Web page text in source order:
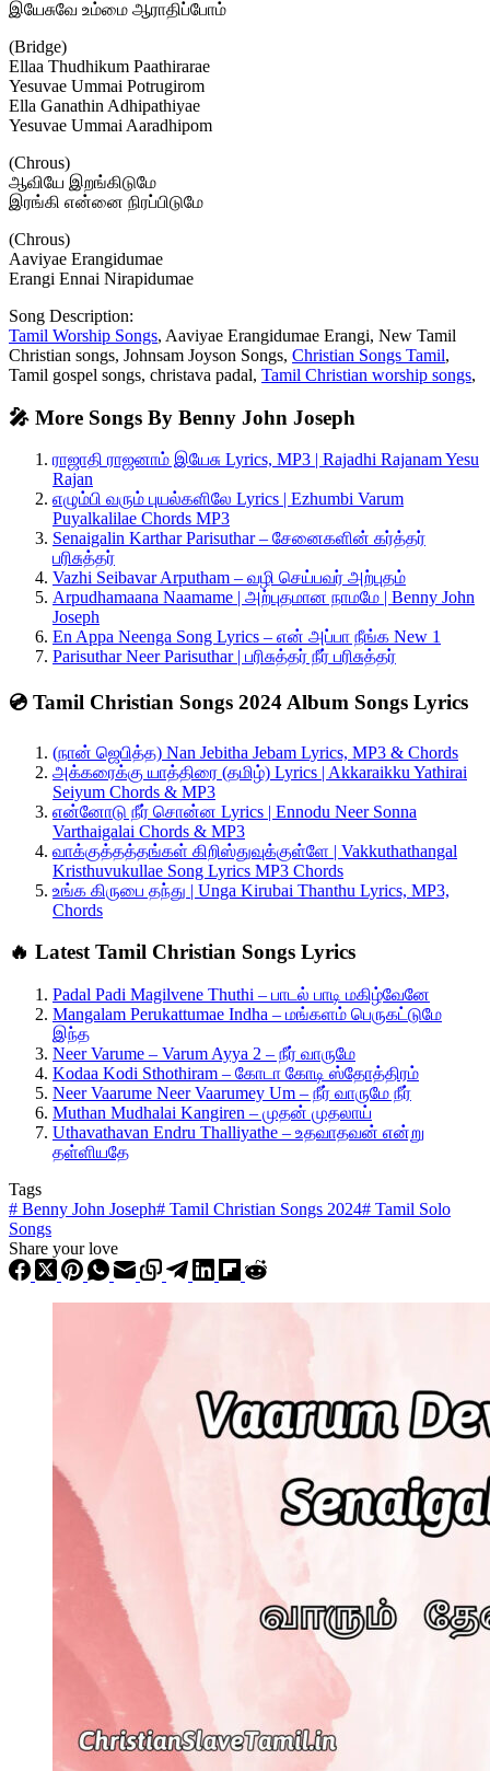
இயேசுவே உம்மை ஆராதிப்போம்
(Bridge)
Ellaa Thudhikum Paathirarae
Yesuvae Ummai Potrugirom
Ella Ganathin Adhipathiyae
Yesuvae Ummai Aaradhipom
(Chrous)
ஆவியே இறங்கிடுமே
இரங்கி என்னை நிரப்பிடுமே
(Chrous)
Aaviyae Erangidumae
Erangi Ennai Nirapidumae
Song Description:
Tamil Worship Songs, Aaviyae Erangidumae Erangi, New Tamil
Christian songs, Johnsam Joyson Songs, Christian Songs Tamil,
Tamil gospel songs, christava padal, Tamil Christian worship songs,
🎤 More Songs By Benny John Joseph
ராஜாதி ராஜனாம் இயேசு Lyrics, MP3 | Rajadhi Rajanam Yesu
Rajan
எழும்பி வரும் புயல்களிலே Lyrics | Ezhumbi Varum
Puyalkalilae Chords MP3
Senaigalin Karthar Parisuthar – சேனைகளின் கர்த்தர்
பரிசுத்தர்
Vazhi Seibavar Arputham – வழி செய்பவர் அற்புதம்
Arpudhamaana Naamame | அற்புதமான நாமமே | Benny John
Joseph
En Appa Neenga Song Lyrics – என் அப்பா நீங்க New 1
Parisuthar Neer Parisuthar | பரிசுத்தர் நீர் பரிசுத்தர்
💿 Tamil Christian Songs 2024 Album Songs Lyrics
(நான் ஜெபித்த) Nan Jebitha Jebam Lyrics, MP3 & Chords
அக்கரைக்கு யாத்திரை (தமிழ்) Lyrics | Akkaraikku Yathirai
Seiyum Chords & MP3
என்னோடு நீர் சொன்ன Lyrics | Ennodu Neer Sonna
Varthaigalai Chords & MP3
வாக்குத்தத்தங்கள் கிறிஸ்துவுக்குள்ளே | Vakkuthathangal
Kristhuvukullae Song Lyrics MP3 Chords
உங்க கிருபை தந்து | Unga Kirubai Thanthu Lyrics, MP3,
Chords
🔥 Latest Tamil Christian Songs Lyrics
Padal Padi Magilvene Thuthi – பாடல் பாடி மகிழ்வேனே
Mangalam Perukattumae Indha – மங்களம் பெருகட்டுமே
இந்த
Neer Varume – Varum Ayya 2 – நீர் வாருமே
Kodaa Kodi Sthothiram – கோடா கோடி ஸ்தோத்திரம்
Neer Vaarume Neer Vaarumey Um – நீர் வாருமே நீர்
Muthan Mudhalai Kangiren – முதன் முதலாய்
Uthavathavan Endru Thalliyathe – உதவாதவன் என்று
தள்ளியதே
Tags
# Benny John Joseph# Tamil Christian Songs 2024# Tamil Solo
Songs
Share your love